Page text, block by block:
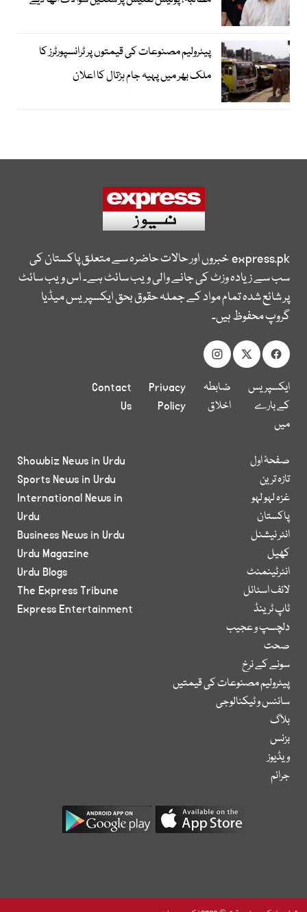
پیٹرولیم مصنوعات کی قیمتوں پر ٹرانسپورٹرز کا
ملک بھر میں پہیہ جام ہڑتال کا اعلان
express.pkخبروں اور حالات حاضرہ سے متعلق پاکستان کی
سب سے زیادہ وزٹ کی جانے والی ویب سائٹ ہے۔ اس ویب سائٹ
پر شائع شدہ تمام مواد کے جملہ حقوق بحق ایکسپریس میڈیا
گروپ محفوظ ہیں۔
ایکسپریس
کے بارے
میں
ضابطہ
اخلاق
Privacy
Policy
Contact
Us
صفحۂ اول
تازہ ترین
غزہ لہو لہو
پاکستان
انٹر نیشنل
کھیل
انٹرٹینمنٹ
لائف اسٹائل
ٹاپ ٹرینڈ
دلچسپ و عجیب
صحت
سونے کے نرخ
پیٹرولیم مصنوعات کی قیمتیں
سائنس و ٹیکنالوجی
بلاگ
بزنس
ویڈیوز
جرائم
Showbiz News in Urdu
Sports News in Urdu
International News in
Urdu
Business News in Urdu
Urdu Magazine
Urdu Blogs
The Express Tribune
Express Entertainment